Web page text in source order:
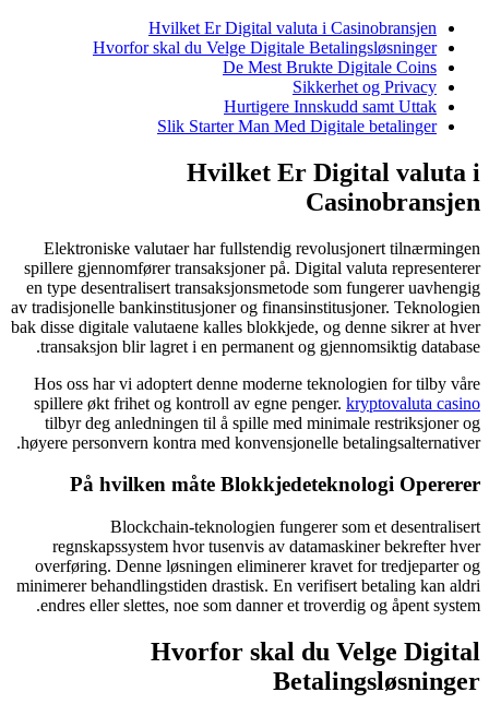
Hvorfor
Elektroniske
spillere
en type
av tradisjonelle
bak disse digitale
transaksjon blir
Hos oss har vi
spillere økt frihet
tilbyr deg
høyere personvern
På
overføring. Denne
minimerer
endres eller